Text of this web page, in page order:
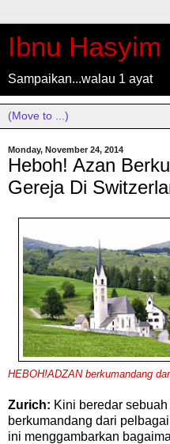
Ibnu Hasyim
Sampaikan...walau 1 ayat
Monday, November 24, 2014
Heboh! Azan
Gereja Di
HEBOH!ADZAN berkumandang
Zurich: Kini beredar sebuah
berkumandang dari pelbagai
ini menggambarkan